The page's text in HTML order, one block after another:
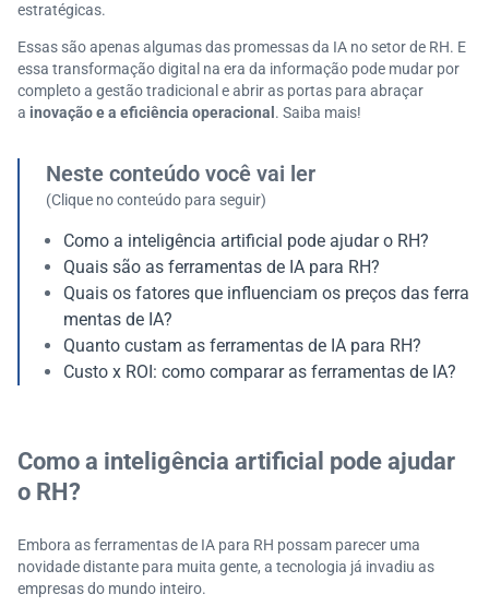
estratégicas.
Essas são apenas algumas das promessas da IA no setor de RH. E
essa transformação digital na era da informação pode mudar por
completo a gestão tradicional e abrir as portas para abraçar
a inovação e a eficiência operacional . Saiba mais!
Neste conteúdo você vai ler
(Clique no conteúdo para seguir)
Como a inteligência artificial pode ajudar o RH?
Quais são as ferramentas de IA para RH?
Quais os fatores que influenciam os preços das ferra
mentas de IA?
Quanto custam as ferramentas de IA para RH?
Custo x ROI: como comparar as ferramentas de IA?
Como a inteligência artificial pode ajudar
o RH?
Embora as ferramentas de IA para RH possam parecer uma
novidade distante para muita gente, a tecnologia já invadiu as
empresas do mundo inteiro.